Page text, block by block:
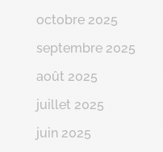
octobre 2025
septembre 2025
août 2025
juillet 2025
juin 2025